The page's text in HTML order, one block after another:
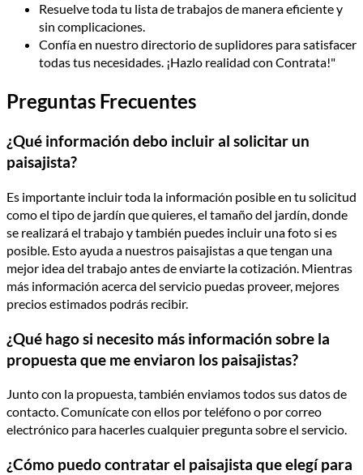
Resuelve toda tu lista de trabajos de manera eficiente y
sin complicaciones.
Confía en nuestro directorio de suplidores para satisfacer
todas tus necesidades. ¡Hazlo realidad con Contrata!"
Preguntas Frecuentes
¿Qué información debo incluir al solicitar un
paisajista?
Es importante incluir toda la información posible en tu solicitud
como el tipo de jardín que quieres, el tamaño del jardín, donde
se realizará el trabajo y también puedes incluir una foto si es
posible. Esto ayuda a nuestros paisajistas a que tengan una
mejor idea del trabajo antes de enviarte la cotización. Mientras
más información acerca del servicio puedas proveer, mejores
precios estimados podrás recibir.
¿Qué hago si necesito más información sobre la
propuesta que me enviaron los paisajistas?
Junto con la propuesta, también enviamos todos sus datos de
contacto. Comunícate con ellos por teléfono o por correo
electrónico para hacerles cualquier pregunta sobre el servicio.
¿Cómo puedo contratar el paisajista que elegí para